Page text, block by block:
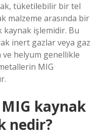
tüketilebilir bir tel
malzeme arasında bir
işlemidir. Bu
inert gazlar veya gaz
ve helyum genellikle
MIG
kaynak
nedir?